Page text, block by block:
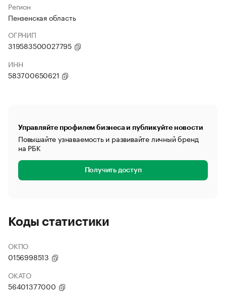
Регион
Пензенская область
ОГРНИП
319583500027795
ИНН
583700650621
Управляйте профилем бизнеса и публикуйте новости
Повышайте узнаваемость и развивайте личный бренд
на РБК
Получить доступ
Коды статистики
ОКПО
0156998513
ОКАТО
56401377000